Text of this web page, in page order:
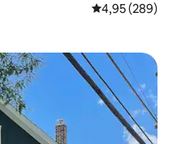
Середня
4,95 (289)